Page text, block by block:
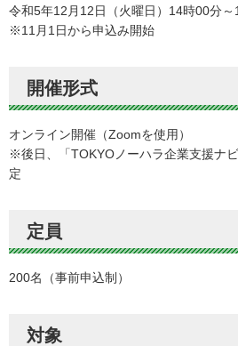
令和5年12月12日（火曜日）14時00分
※11月1日から申込み開始
開催形式
オンライン開催（Zoomを使用）
※後日、「TOKYOノーハラ企業支援ナ
定
定員
200名（事前申込制）
対象